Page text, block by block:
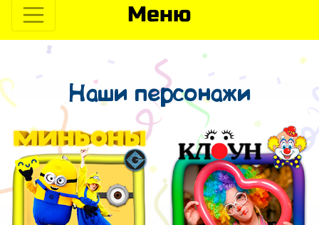
Меню
Наши персонажи